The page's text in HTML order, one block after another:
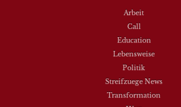
Arbeit
Call
Education
Lebensweise
Politik
Streifzuege News
Transformation